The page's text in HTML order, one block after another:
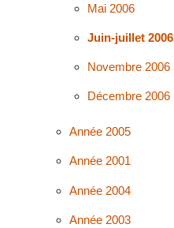
Mai 2006
Juin-juillet 2006
Novembre 2006
Décembre 2006
Année 2005
Année 2001
Année 2004
Année 2003